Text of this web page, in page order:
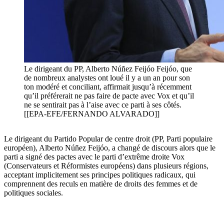
Le dirigeant du PP, Alberto Núñez Feijóo Feijóo, que
de nombreux analystes ont loué il y a un an pour son
ton modéré et conciliant, affirmait jusqu’à récemment
qu’il préférerait ne pas faire de pacte avec Vox et qu’il
ne se sentirait pas à l’aise avec ce parti à ses côtés.
[[EPA-EFE/FERNANDO ALVARADO]]
Le dirigeant du Partido Popular de centre droit (PP, Parti populaire
européen), Alberto Núñez Feijóo, a changé de discours alors que le
parti a signé des pactes avec le parti d’extrême droite Vox
(Conservateurs et Réformistes européens) dans plusieurs régions,
acceptant implicitement ses principes politiques radicaux, qui
comprennent des reculs en matière de droits des femmes et de
politiques sociales.